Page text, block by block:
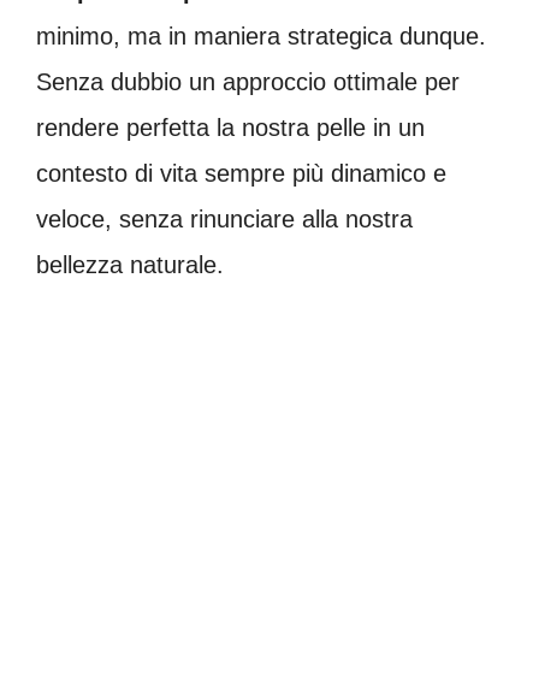
minimo, ma in maniera strategica dunque.
Senza dubbio un approccio ottimale per
rendere perfetta la nostra pelle in un
contesto di vita sempre più dinamico e
veloce, senza rinunciare alla nostra
bellezza naturale.